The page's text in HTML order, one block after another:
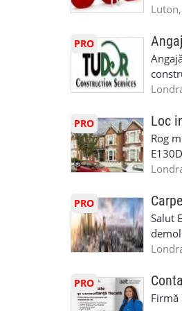
PRO
oră
PRO Loc
Rog
de 1/
PRO
Salut
PRO
Firmă